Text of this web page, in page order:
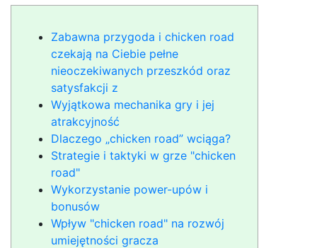
Zabawna przygoda i chicken road
czekają na Ciebie pełne
nieoczekiwanych przeszkód oraz
satysfakcji z
Wyjątkowa mechanika gry i jej
atrakcyjność
Dlaczego „chicken road” wciąga?
Strategie i taktyki w grze "chicken
road"
Wykorzystanie power-upów i
bonusów
Wpływ "chicken road" na rozwój
umiejętności gracza